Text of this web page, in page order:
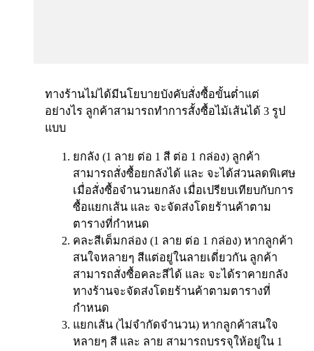
ทางร้านไม่ได้มีนโยบายบังคับสั่งซื้อขั้นต่ำแต่
อย่างไร ลูกค้าสามารถทำการสั้งซื้อไม้เส้นได้ 3 รูป
แบบ
ยกลัง (1 ลาย ต่อ 1 สี ต่อ 1 กล่อง) ลูกค้า
สามารถสั่งซื้อยกลังได้ และ จะได้ส่วนลดพิเศษ
เมื่อสั่งซื้อจำนวนยกลัง เมื่อเปรียบเทียบกับการ
ซื้อแยกเส้น และ จะจัดส่งโดยร้านค้าตาม
ตารางที่กำหนด
คละสีเต็มกล่อง (1 ลาย ต่อ 1 กล่อง) หากลูกค้า
สนใจหลายๆ สีแต่อยู่ในลายเดี่ยวกัน ลูกค้า
สามารถสั่งซื้อคละสีได้ และ จะได้ราคายกลัง
ทางร้านจะจัดส่งโดยร้านค้าตามตารางที่
กำหนด
แยกเส้น (ไม่จำกัดจำนวน) หากลูกค้าสนใจ
หลายๆ สี และ ลาย สามารถบรรจุให้อยู่ใน 1